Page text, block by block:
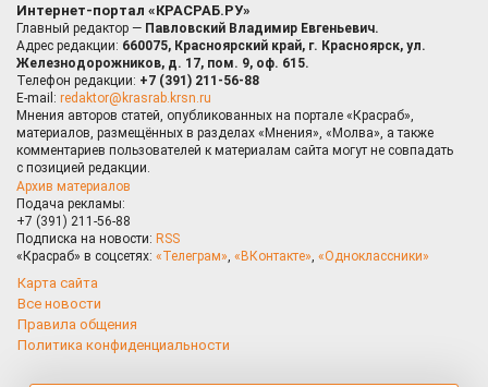
Интернет-портал «КРАСРАБ.РУ»
Главный редактор — Павловский Владимир Евгеньевич.
Адрес редакции: 660075, Красноярский край, г. Красноярск, ул.
Железнодорожников, д. 17, пом. 9, оф. 615.
Телефон редакции: +7 (391) 211-56-88
E-mail: redaktor@krasrab.krsn.ru
Мнения авторов статей, опубликованных на портале «Красраб»,
материалов, размещённых в разделах «Мнения», «Молва», а также
комментариев пользователей к материалам сайта могут не совпадать
с позицией редакции.
Архив материалов
Подача рекламы:
+7 (391) 211-56-88
Подписка на новости: RSS
«Красраб» в соцсетях: «Телеграм», «ВКонтакте», «Одноклассники»
Карта сайта
Все новости
Правила общения
Политика конфиденциальности